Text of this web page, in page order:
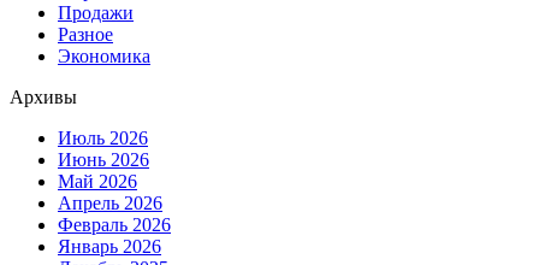
Продажи
Разное
Экономика
Архивы
Июль 2026
Июнь 2026
Май 2026
Апрель 2026
Февраль 2026
Январь 2026